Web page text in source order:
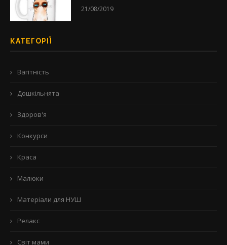
21/08/2019
КАТЕГОРІЇ
Вагітність
Дошкільнята
Здоров'я
Конкурси
Краса
Малюки
Матеріали для НУШ
Релакс
Світ мами